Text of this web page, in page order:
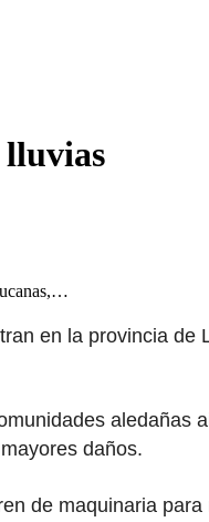
lluvias
en la provincia de
aledañas
daños.
de maquinaria